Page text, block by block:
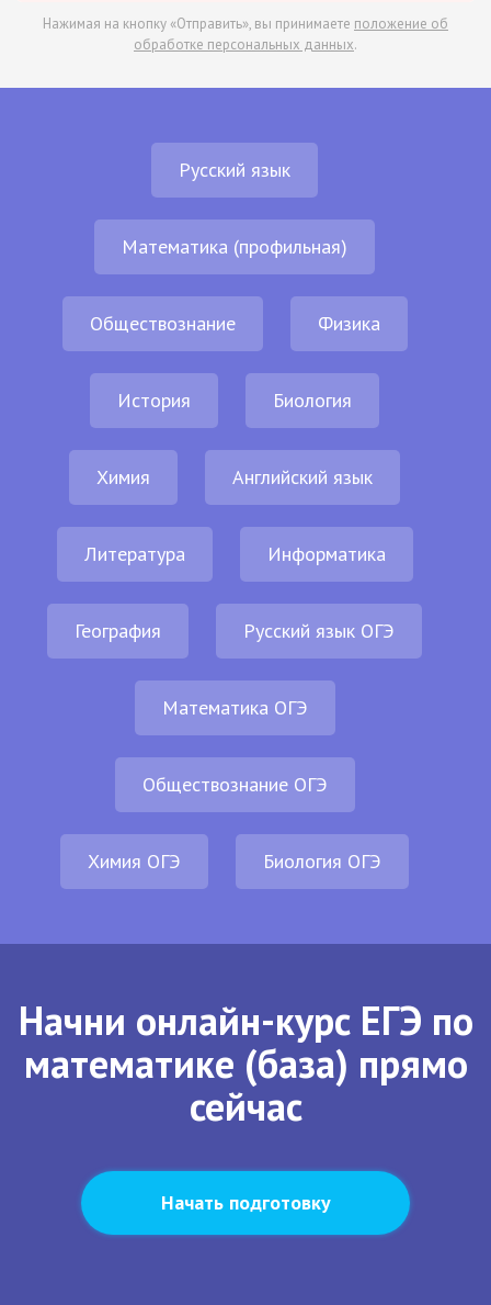
Нажимая на кнопку «Отправить», вы принимаете положение об
обработке персональных данных.
Русский язык
Математика (профильная)
Обществознание Физика
История Биология
Химия Английский язык
Литература Информатика
География Русский язык ОГЭ
Математика ОГЭ
Обществознание ОГЭ
Химия ОГЭ Биология ОГЭ
Начни онлайн-курс ЕГЭ по
математике (база) прямо
сейчас
Начать подготовку